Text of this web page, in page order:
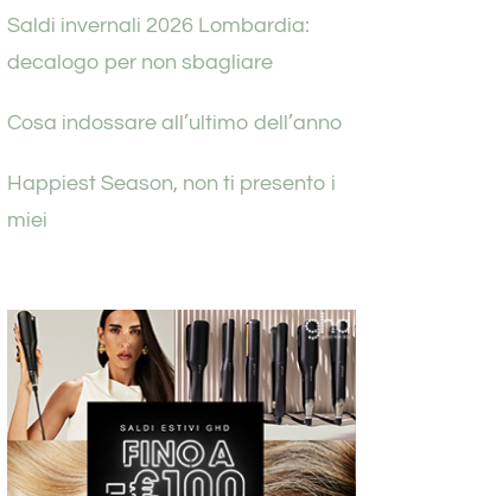
Saldi invernali 2026 Lombardia:
decalogo per non sbagliare
Cosa indossare all’ultimo dell’anno
Happiest Season, non ti presento i
miei